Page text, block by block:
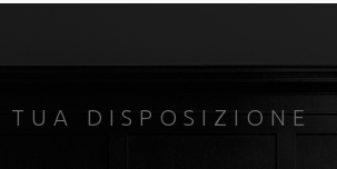
DISPOSIZIONE